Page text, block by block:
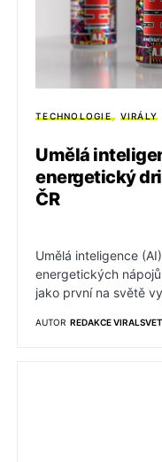
TECHNOLOGIE VIRÁLY
Umělá
energetický
ČR
Umělá inteligence
energetických
jako první na světě
AUTOR REDAKCE